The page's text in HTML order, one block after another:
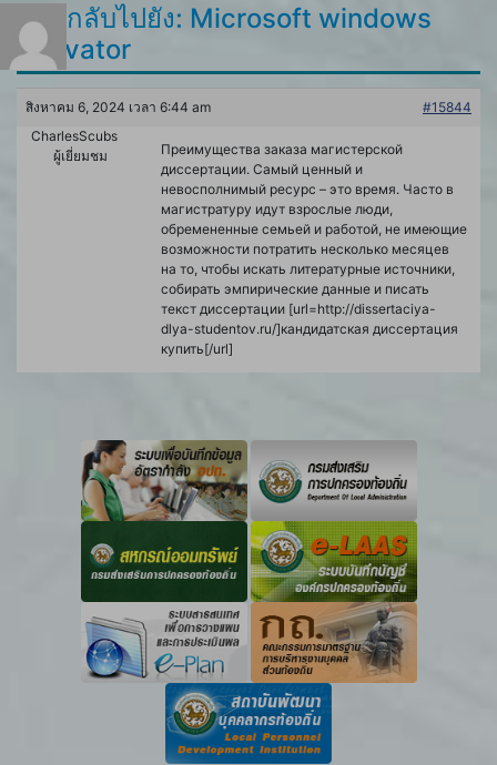
ตอบกลับไปยัง: Microsoft windows
activator
สิงหาคม 6, 2024 เวลา 6:44 am
#15844
CharlesScubs
ผู้เยี่ยมชม
Преимущества заказа магистерской
диссертации. Самый ценный и
невосполнимый ресурс – это время. Часто в
магистратуру идут взрослые люди,
обремененные семьей и работой, не имеющие
возможности потратить несколько месяцев
на то, чтобы искать литературные источники,
собирать эмпирические данные и писать
текст диссертации [url=http://dissertaciya-
dlya-studentov.ru/]кандидатская диссертация
купить[/url]